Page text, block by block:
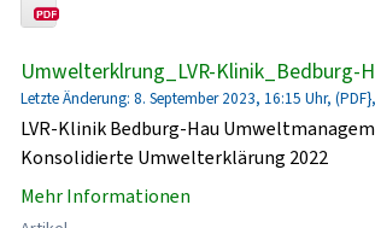
Umwelterklrung_LVR-Klinik_Bedburg-
Letzte Änderung: 8. September 2023, 16:15 Uhr,
LVR-Klinik Bedburg-Hau
Konsolidierte Umwelterklärung 2022
Mehr Informationen